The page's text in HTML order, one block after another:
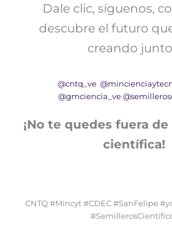
Dale clic, síguenos,
descubre el futuro
creando
@cntq_ve
@gmciencia_ve
¡No te quedes fuera
científica!
CNTQ #Mincyt #CDEC #SanFelipe